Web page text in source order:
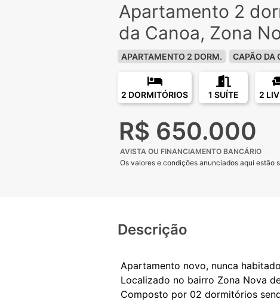
Apartamento 2
da Canoa, Zona
APARTAMENTO 2 DORM. CAPÃO DA
2 DORMITÓRIOS 1 SUÍTE 2
R$ 650.000
AVISTA OU FINANCIAMENTO BANCÁRIO
Os valores e condições anunciados aqui estão
Descrição
Apartamento novo, nunca
Localizado no bairro Zona Nova
Composto por 02 dormitórios